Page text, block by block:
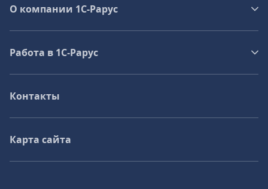
О компании 1C-Рарус
Работа в 1С‑Рарус
Контакты
Карта сайта